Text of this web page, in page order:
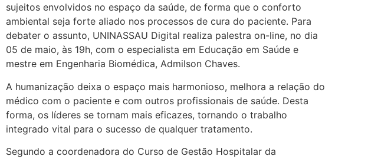
sujeitos envolvidos no espaço da saúde, de forma que o conforto
ambiental seja forte aliado nos processos de cura do paciente. Para
debater o assunto, UNINASSAU Digital realiza palestra on-line, no dia
05 de maio, às 19h, com o especialista em Educação em Saúde e
mestre em Engenharia Biomédica, Admilson Chaves.
A humanização deixa o espaço mais harmonioso, melhora a relação do
médico com o paciente e com outros profissionais de saúde. Desta
forma, os líderes se tornam mais eficazes, tornando o trabalho
integrado vital para o sucesso de qualquer tratamento.
Segundo a coordenadora do Curso de Gestão Hospitalar da